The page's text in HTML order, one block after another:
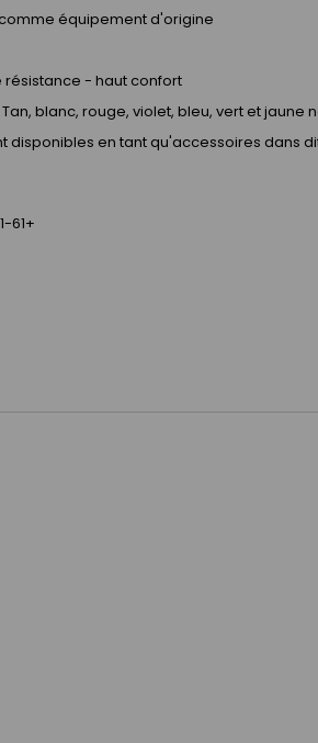
équipement d'origine
résistance - haut confort
blanc, rouge, violet, bleu, vert et
disponibles en tant qu'accessoires dans
61+